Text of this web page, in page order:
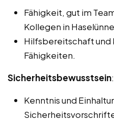
Fähigkeit, gut im
Kollegen in
Hilfsbereitschaft und
Fähigkeiten.
Sicherheitsbewusstsein:
Kenntnis und